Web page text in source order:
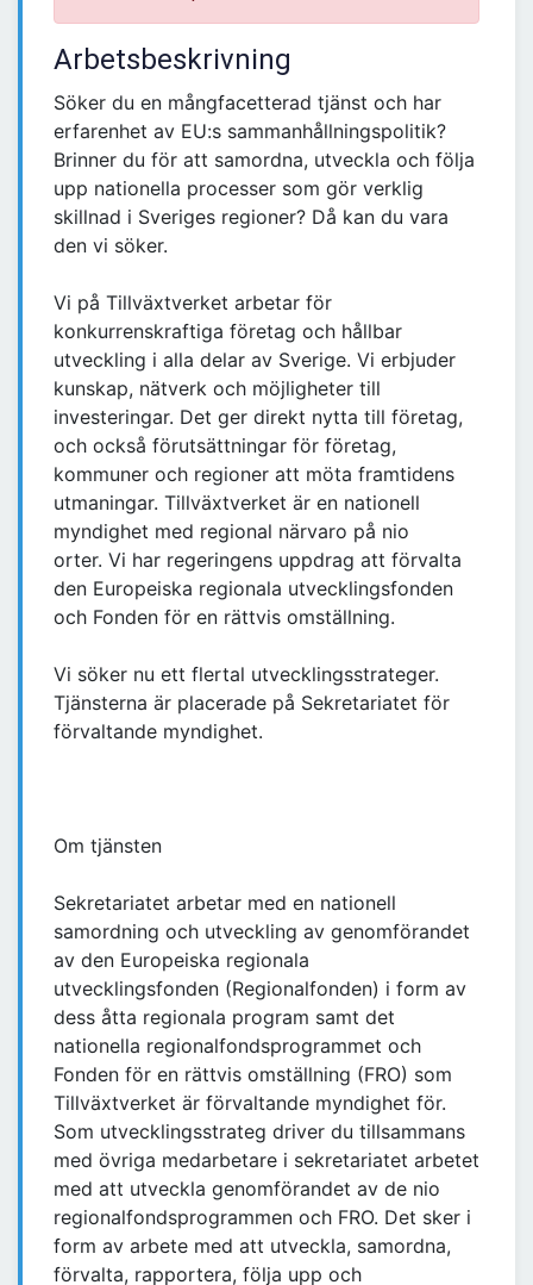
Arbetsbeskrivning
Söker du en mångfacetterad tjänst och har
erfarenhet av EU:s sammanhållningspolitik?
Brinner du för att samordna, utveckla och följa
upp nationella processer som gör verklig
skillnad i Sveriges regioner? Då kan du vara
den vi söker.
Vi på Tillväxtverket arbetar för
konkurrenskraftiga företag och hållbar
utveckling i alla delar av Sverige. Vi erbjuder
kunskap, nätverk och möjligheter till
investeringar. Det ger direkt nytta till företag,
och också förutsättningar för företag,
kommuner och regioner att möta framtidens
utmaningar. Tillväxtverket är en nationell
myndighet med regional närvaro på nio
orter. Vi har regeringens uppdrag att förvalta
den Europeiska regionala utvecklingsfonden
och Fonden för en rättvis omställning.
Vi söker nu ett flertal utvecklingsstrateger.
Tjänsterna är placerade på Sekretariatet för
förvaltande myndighet.
Om tjänsten
Sekretariatet arbetar med en nationell
samordning och utveckling av genomförandet
av den Europeiska regionala
utvecklingsfonden (Regionalfonden) i form av
dess åtta regionala program samt det
nationella regionalfondsprogrammet och
Fonden för en rättvis omställning (FRO) som
Tillväxtverket är förvaltande myndighet för.
Som utvecklingsstrateg driver du tillsammans
med övriga medarbetare i sekretariatet arbetet
med att utveckla genomförandet av de nio
regionalfondsprogrammen och FRO. Det sker i
form av arbete med att utveckla, samordna,
förvalta, rapportera, följa upp och